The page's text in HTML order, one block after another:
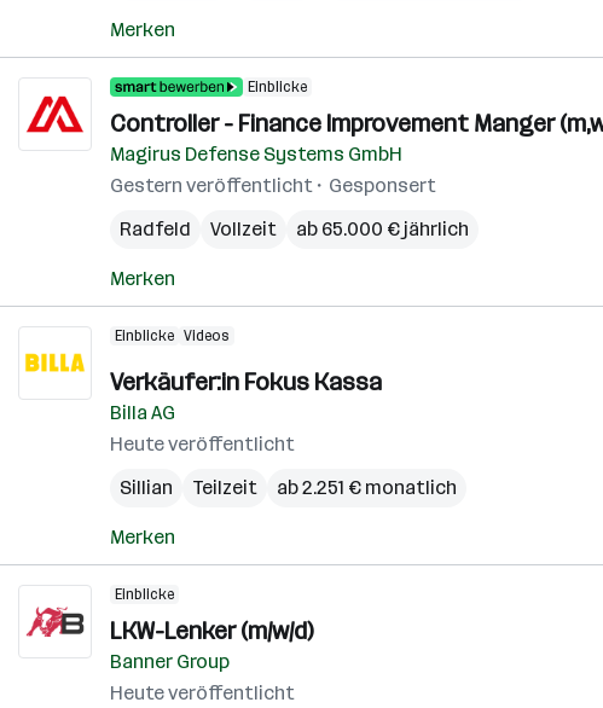
Merken
Einblicke
Controller - Finance Improvement Manger
Magirus Defense Systems GmbH
Gestern veröffentlicht
Gesponsert
Radfeld
Vollzeit ab 65.000 € jährlich
Merken
Einblicke Videos
Verkäufer:in Fokus Kassa
Billa AG
Heute veröffentlicht
Sillian
Teilzeit ab 2.251 € monatlich
Merken
Einblicke
LKW-Lenker (m/w/d)
Banner Group
Heute veröffentlicht